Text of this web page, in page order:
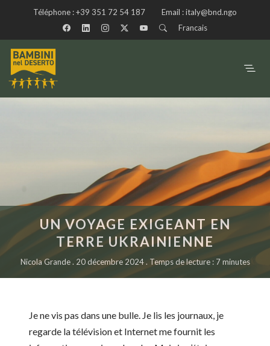
Téléphone :+39 351 72 54 187 Email :italy@bnd.ngo
Francais
UN VOYAGE EXIGEANT EN
TERRE UKRAINIENNE
Nicola Grande . 20 décembre 2024 . Temps de lecture : 7 minutes
Je ne vis pas dans une bulle. Je lis les journaux, je
regarde la télévision et Internet me fournit les